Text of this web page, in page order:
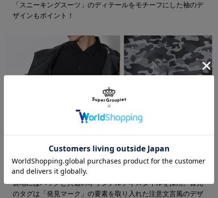
「スニーキングスーツ」のディテールをモチーフにした袖のデ
ザインもポイント！
裏地にはバッグと共通のオリジナルテキスタイルを採用。首元
のタグは「発見マーク」の要素を取り入れた注意文言風のデザ